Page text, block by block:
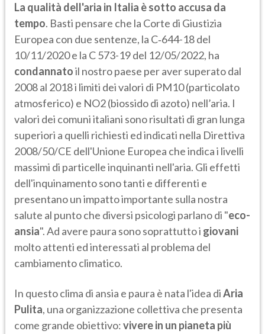
La qualità dell'aria in Italia è sotto accusa da
tempo. Basti pensare che la Corte di Giustizia
Europea con due sentenze, la C‑644-18 del
10/11/2020 e la C 573-19 del 12/05/2022, ha
condannatoil nostro paese per aver superato dal
2008 al 2018 i limiti dei valori di PM10 (particolato
atmosferico) e NO2 (biossido di azoto) nell’aria. I
valori dei comuni italiani sono risultati di gran lunga
superiori a quelli richiesti ed indicati nella Direttiva
2008/50/CE dell'Unione Europea che indica i livelli
massimi di particelle inquinanti nell'aria. Gli effetti
dell'inquinamento sono tanti e differenti e
presentano un impatto importante sulla nostra
salute al punto che diversi psicologi parlano di "eco-
ansia". Ad avere paura sono soprattutto i giovani
molto attenti ed interessati al problema del
cambiamento climatico.
In questo clima di ansia e paura è nata l'idea diAria
Pulita, una organizzazione collettiva che presenta
come grande obiettivo:vivere in un pianeta più